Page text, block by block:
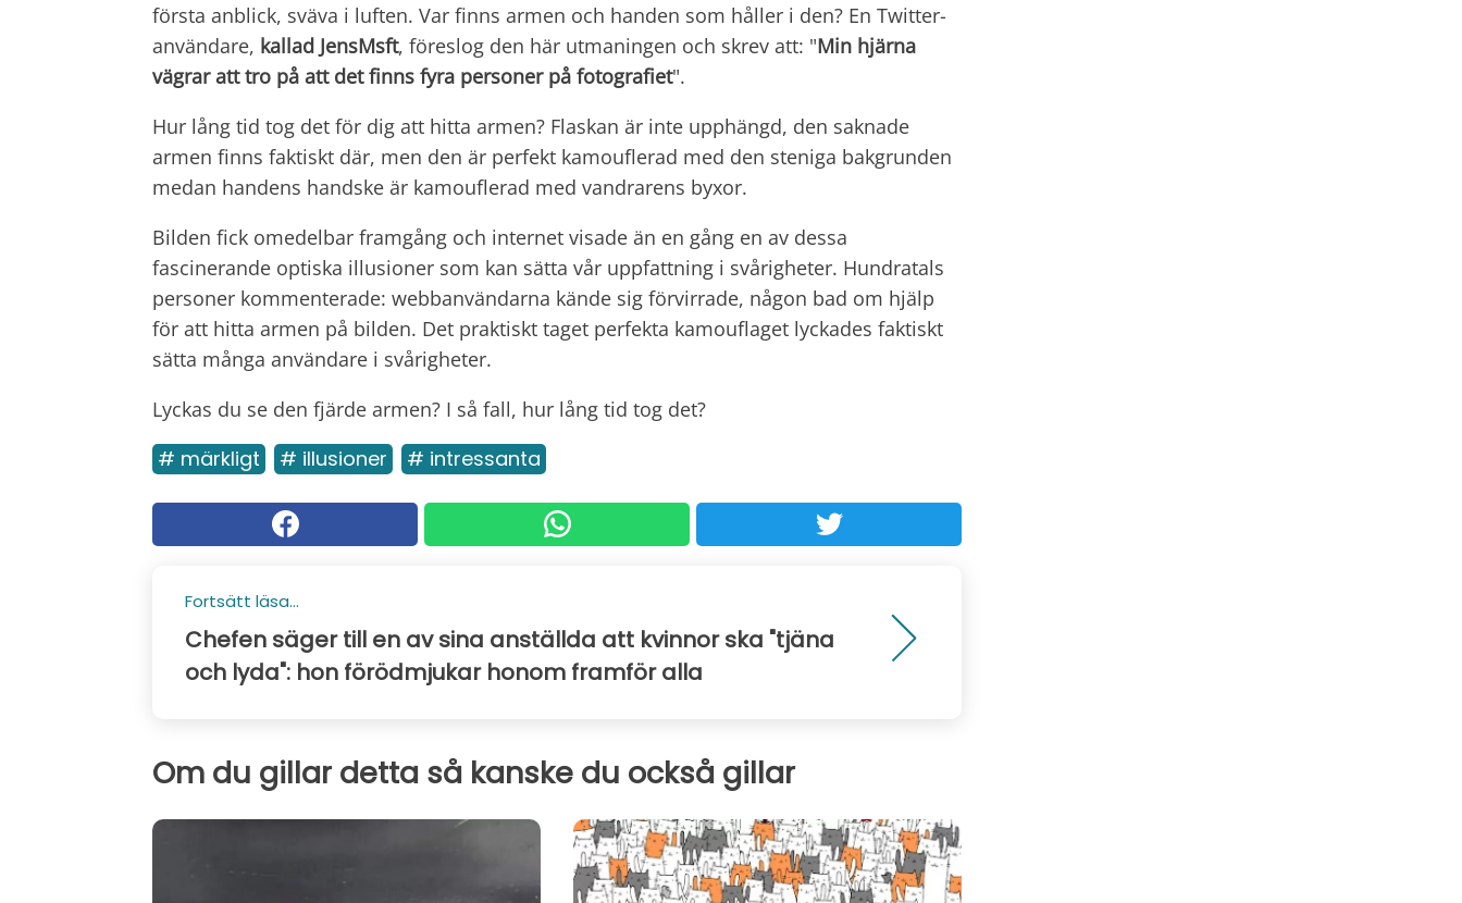
första anblick, sväva i luften. Var finns armen och handen som håller i den? En Twitter-
användare, kallad JensMsft, föreslog den här utmaningen och skrev att: "Min hjärna
vägrar att tro på att det finns fyra personer på fotografiet".
Hur lång tid tog det för dig att hitta armen? Flaskan är inte upphängd, den saknade
armen finns faktiskt där, men den är perfekt kamouflerad med den steniga bakgrunden
medan handens handske är kamouflerad med vandrarens byxor.
Bilden fick omedelbar framgång och internet visade än en gång en av dessa
fascinerande optiska illusioner som kan sätta vår uppfattning i svårigheter. Hundratals
personer kommenterade: webbanvändarna kände sig förvirrade, någon bad om hjälp
för att hitta armen på bilden. Det praktiskt taget perfekta kamouflaget lyckades faktiskt
sätta många användare i svårigheter.
Lyckas du se den fjärde armen? I så fall, hur lång tid tog det?
# märkligt # illusioner # intressanta
Fortsätt läsa...
Chefen säger till en av sina anställda att kvinnor ska "tjäna
och lyda": hon förödmjukar honom framför alla
Om du gillar detta så kanske du också gillar